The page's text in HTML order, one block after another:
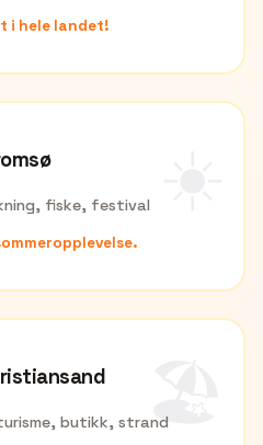
i hele landet!
fiske, festival
butikk, strand🏖️